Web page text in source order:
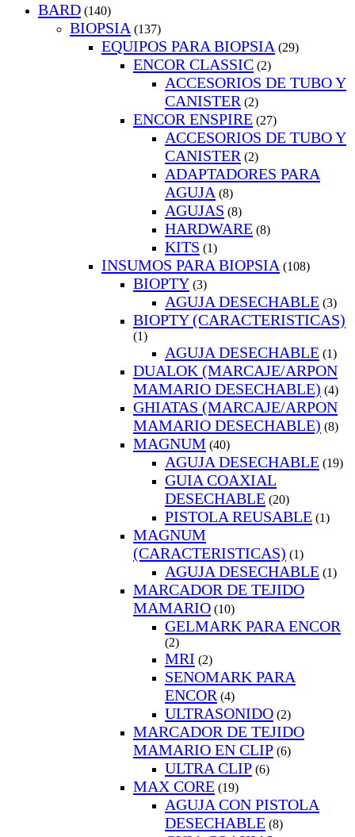
BARD (140)
BIOPSIA (137)
EQUIPOS PARA BIOPSIA (29)
ENCOR CLASSIC (2)
ACCESORIOS DE TUBO Y
CANISTER (2)
ENCOR ENSPIRE (27)
ACCESORIOS DE TUBO Y
CANISTER (2)
ADAPTADORES PARA
AGUJA (8)
AGUJAS (8)
HARDWARE (8)
KITS (1)
INSUMOS PARA BIOPSIA (108)
BIOPTY (3)
AGUJA DESECHABLE (3)
BIOPTY (CARACTERISTICAS)
(1)
AGUJA DESECHABLE (1)
DUALOK (MARCAJE/ARPON
MAMARIO DESECHABLE) (4)
GHIATAS (MARCAJE/ARPON
MAMARIO DESECHABLE) (8)
MAGNUM (40)
AGUJA DESECHABLE (19)
GUIA COAXIAL
DESECHABLE (20)
PISTOLA REUSABLE (1)
MAGNUM
(CARACTERISTICAS) (1)
AGUJA DESECHABLE (1)
MARCADOR DE TEJIDO
MAMARIO (10)
GELMARK PARA ENCOR
(2)
MRI (2)
SENOMARK PARA
ENCOR (4)
ULTRASONIDO (2)
MARCADOR DE TEJIDO
MAMARIO EN CLIP (6)
ULTRA CLIP (6)
MAX CORE (19)
AGUJA CON PISTOLA
DESECHABLE (8)